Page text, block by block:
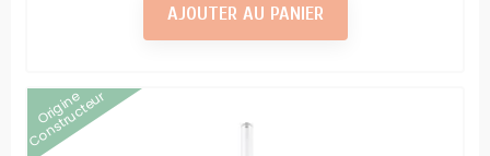
AJOUTER AU PANIER
Origine
Constructeur